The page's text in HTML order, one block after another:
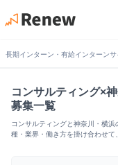
長期インターン・有給インターンサ
コンサルティング×
募集一覧
コンサルティングと神奈川・横
種・業界・働き方を掛け合わせて